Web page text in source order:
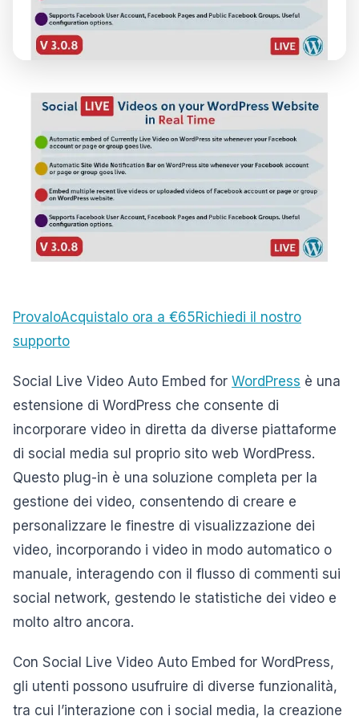
ProvaloAcquistalo ora a €65Richiedi il nostro
supporto
Social Live Video Auto Embed for WordPress è una
estensione di WordPress che consente di
incorporare video in diretta da diverse piattaforme
di social media sul proprio sito web WordPress.
Questo plug-in è una soluzione completa per la
gestione dei video, consentendo di creare e
personalizzare le finestre di visualizzazione dei
video, incorporando i video in modo automatico o
manuale, interagendo con il flusso di commenti sui
social network, gestendo le statistiche dei video e
molto altro ancora.
Con Social Live Video Auto Embed for WordPress,
gli utenti possono usufruire di diverse funzionalità,
tra cui l’interazione con i social media, la creazione